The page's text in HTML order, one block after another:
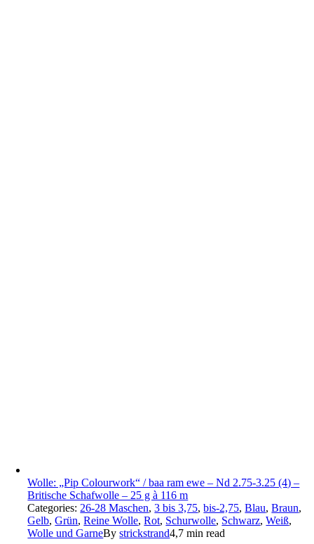
Wolle: „Pip Colourwork“ / baa ram ewe – Nd 2.75-3.25 (4) –
Britische Schafwolle – 25 g à 116 m
Categories: 26-28 Maschen,3 bis 3,75,bis-2,75,Blau,Braun,
Gelb,Grün,Reine Wolle,Rot, Schurwolle, Schwarz,Weiß,
Wolle und GarneBystrickstrand4,7 min read